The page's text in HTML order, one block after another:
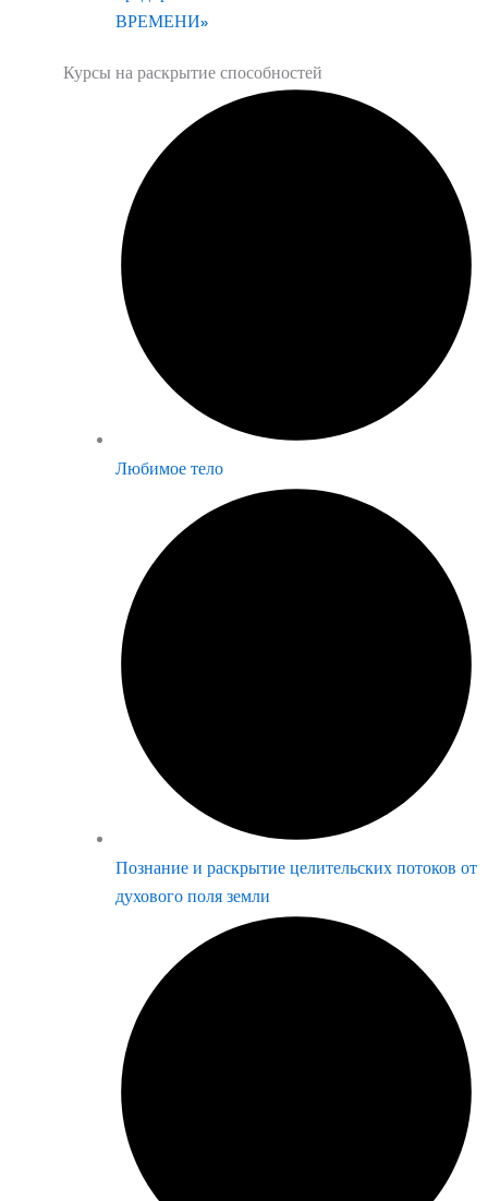
ВРЕМЕНИ»
Курсы на раскрытие способностей
Любимое тело
Познание и раскрытие целительских потоков от
духового поля земли